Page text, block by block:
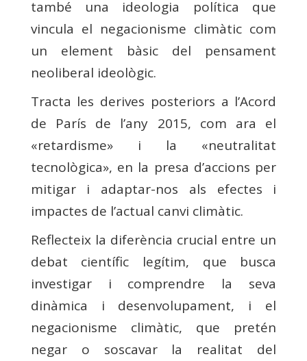
també una ideologia política que
vincula el negacionisme climàtic com
un element bàsic del pensament
neoliberal ideològic.
Tracta les derives posteriors a l’Acord
de París de l’any 2015, com ara el
«retardisme» i la «neutralitat
tecnològica», en la presa d’accions per
mitigar i adaptar-nos als efectes i
impactes de l’actual canvi climàtic.
Reflecteix la diferència crucial entre un
debat científic legítim, que busca
investigar i comprendre la seva
dinàmica i desenvolupament, i el
negacionisme climàtic, que pretén
negar o soscavar la realitat del